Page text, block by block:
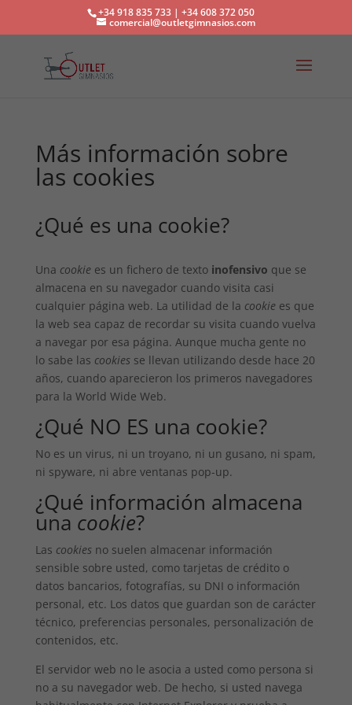
+34 918 835 733 | +34 608 372 050
comercial@outletgimnasios.com
Más información sobre
las cookies
¿Qué es una cookie?
Una cookiees un fichero de texto inofensivo que se
almacena en su navegador cuando visita casi
cualquier página web. La utilidad de la cookiees que
la web sea capaz de recordar su visita cuando vuelva
a navegar por esa página. Aunque mucha gente no
lo sabe las cookiesse llevan utilizando desde hace 20
años, cuando aparecieron los primeros navegadores
para la World Wide Web.
¿Qué NO ES una cookie?
No es un virus, ni un troyano, ni un gusano, ni spam,
ni spyware, ni abre ventanas pop-up.
¿Qué información almacena
una cookie?
Las cookiesno suelen almacenar información
sensible sobre usted, como tarjetas de crédito o
datos bancarios, fotografías, su DNI o información
personal, etc. Los datos que guardan son de carácter
técnico, preferencias personales, personalización de
contenidos, etc.
El servidor web no le asocia a usted como persona si
no a su navegador web. De hecho, si usted navega